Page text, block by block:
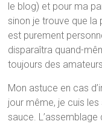
le blog) et pour ma
sinon je trouve que
est purement
disparaîtra quand-
toujours des
Mon astuce en cas
jour même, je cuis
sauce.